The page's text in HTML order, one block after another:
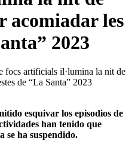
acomiadar les
2023
focs artificials il·lumina la nit de
de “La Santa” 2023
esquivar los episodios de
han tenido que
se ha suspendido.